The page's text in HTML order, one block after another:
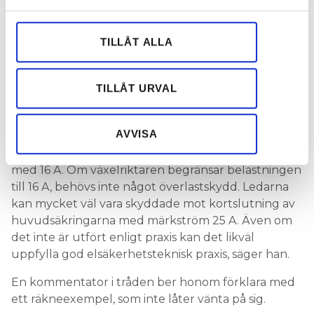
för sociala medier och analysera vår trafik. Vi
vidarebefordrar även sådana identifierare och annan
annons- och analysföretag som vi samarbetar med.
Dessa kan i sin tur kombinera informationen med annan
samlat in när du har använt deras tjänster.
TILLÅT ALLA
TILLÅT URVAL
AVVISA
kommentar.
Men installationen är inte så självklart fel, menar
elsäkerhetsingenjören Mats Jonsson, som också
kommenterar i FB-tråden.
Elinstallationsreglerna. Beroende på
förläggningssätt med mera kan en kabel med tre
linjeledare med arean 1,5 kvmm i vissa fall belastas
med 16 A. Om växelriktaren begränsar belastningen
till 16 A, behövs inte något överlastskydd. Ledarna
kan mycket väl vara skyddade mot kortslutning av
huvudsäkringarna med märkström 25 A. Även om
det inte är utfört enligt praxis kan det likväl
uppfylla god elsäkerhetsteknisk praxis, säger han.
En kommentator i tråden ber honom förklara med
ett räkneexempel, som inte låter vänta på sig.